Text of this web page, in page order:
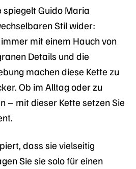
spiegelt Guido Maria
Stil wider:
mit einem Hauch von
Details und die
machen diese Kette zu
Ob im Alltag oder zu
– mit dieser Kette setzen Sie
dass sie vielseitig
Sie sie solo für einen